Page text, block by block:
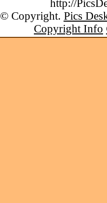
http://
© Copyright. Pics
Copyright Info